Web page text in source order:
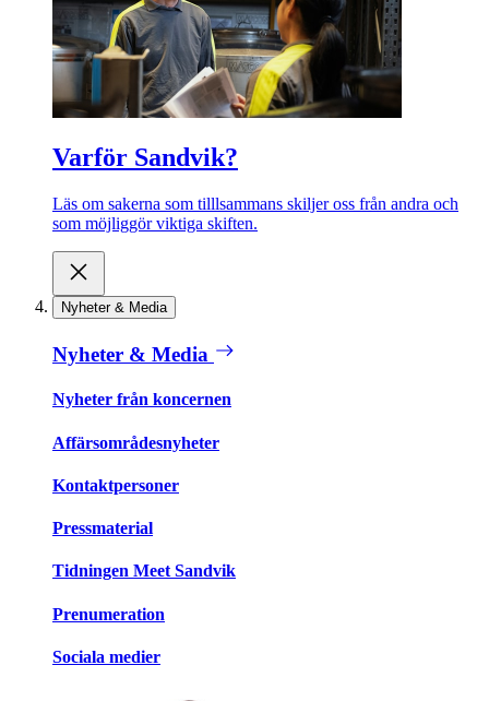
Varför Sandvik?
Läs om sakerna som tilllsammans skiljer oss från andra och
som möjliggör viktiga skiften.
Nyheter & Media
Nyheter & Media
Nyheter från koncernen
Affärsområdesnyheter
Kontaktpersoner
Pressmaterial
Tidningen Meet Sandvik
Prenumeration
Sociala medier